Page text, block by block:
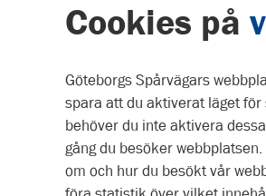
Cookies på
Göteborgs Spårvägars
spara att du aktiverat läget
behöver du inte aktivera
gång du besöker
om och hur du besökt vår